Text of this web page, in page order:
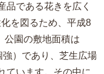
品である花きを広く
を図るため、平成8
公園の敷地面積は
）であり、芝生広場
ています。その中に